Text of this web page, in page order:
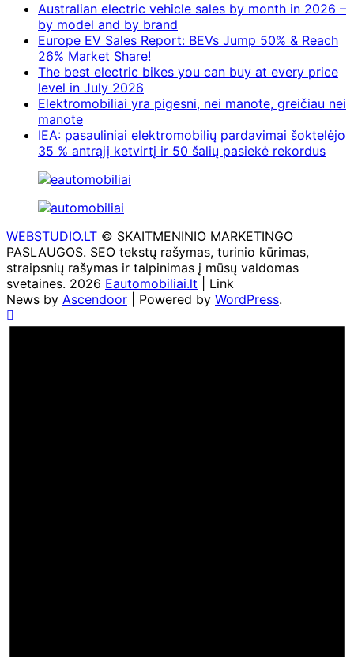
Australian electric vehicle sales by month in 2026 –
by model and by brand
Europe EV Sales Report: BEVs Jump 50% & Reach
26% Market Share!
The best electric bikes you can buy at every price
level in July 2026
Elektromobiliai yra pigesni, nei manote, greičiau nei
manote
IEA: pasauliniai elektromobilių pardavimai šoktelėjo
35 % antrąjį ketvirtį ir 50 šalių pasiekė rekordus
WEBSTUDIO.LT © SKAITMENINIO MARKETINGO
PASLAUGOS. SEO tekstų rašymas, turinio kūrimas,
straipsnių rašymas ir talpinimas į mūsų valdomas
svetaines. 2026 Eautomobiliai.lt | Link
News by Ascendoor | Powered by WordPress.